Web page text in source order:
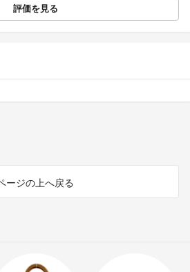
評価を見る
ージの上へ戻る